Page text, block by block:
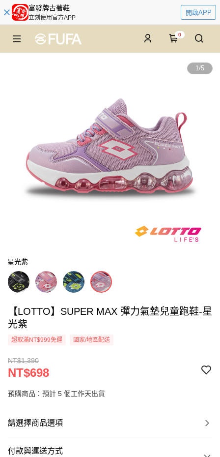
富發牌古著鞋
立刻使用官方APP
開啟APP
0
1/5
星光紫
【LOTTO】SUPER MAX 彈力氣墊兒童跑鞋-星
光紫
超取滿NT$999免運 國家/地區配送
NT$1,390
NT$698
預購商品：預計 5 個工作天出貨
請選擇商品選項
付款與運送方式